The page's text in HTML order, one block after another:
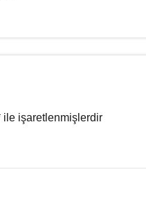
ile işaretlenmişlerdir